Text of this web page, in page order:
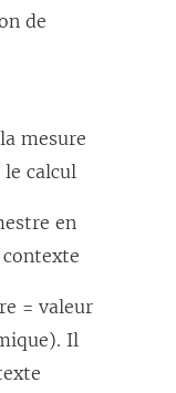
de
mesure
calcul
en
contexte
= valeur
Il